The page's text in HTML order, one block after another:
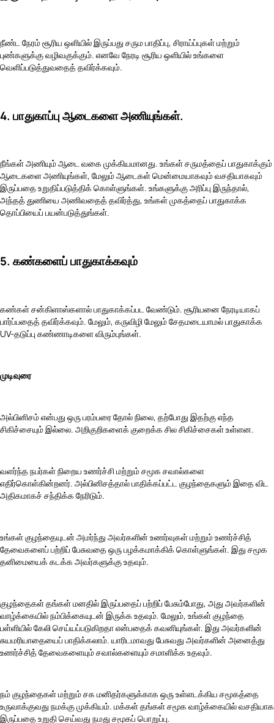
நீண்ட நேரம் சூரிய ஒளியில் இருப்பது சரும பாதிப்பு, சிராய்ப்புகள் மற்றும்
புண்களுக்கு வழிவகுக்கும். எனவே நேரடி சூரிய ஒளியில் உங்களை
வெளிப்படுத்துவதைத் தவிர்க்கவும்.
4. பாதுகாப்பு ஆடைகளை அணியுங்கள்.
நீங்கள் அணியும் ஆடை வகை முக்கியமானது. உங்கள் சருமத்தைப் பாதுகாக்கும்
ஆடைகளை அணியுங்கள், மேலும் ஆடைகள் மென்மையாகவும் வசதியாகவும்
இருப்பதை உறுதிப்படுத்திக் கொள்ளுங்கள். உங்களுக்கு அரிப்பு இருந்தால்,
அந்தத் துணியை அணிவதைத் தவிர்த்து, உங்கள் முகத்தைப் பாதுகாக்க
தொப்பியைப் பயன்படுத்துங்கள்.
5. கண்களைப் பாதுகாக்கவும்
கண்கள் சன்கிளாஸ்களால் பாதுகாக்கப்பட வேண்டும். சூரியனை நேரடியாகப்
பார்ப்பதைத் தவிர்க்கவும். மேலும், கருவிழி மேலும் சேதமடையாமல் பாதுகாக்க
UV-தடுப்பு கண்ணாடிகளை விரும்புங்கள்.
முடிவுரை
அல்பினிசம் என்பது ஒரு பரம்பரை தோல் நிலை, தற்போது இதற்கு எந்த
சிகிச்சையும் இல்லை. அறிகுறிகளைக் குறைக்க சில சிகிச்சைகள் உள்ளன.
வளர்ந்த நபர்கள் நிறைய உணர்ச்சி மற்றும் சமூக சவால்களை
எதிர்கொள்கின்றனர். அல்பினிசத்தால் பாதிக்கப்பட்ட குழந்தைகளும் இதை விட
அதிகமாகச் சந்திக்க நேரிடும்.
உங்கள் குழந்தையுடன் அமர்ந்து அவர்களின் உணர்வுகள் மற்றும் உணர்ச்சித்
தேவைகளைப் பற்றிப் பேசுவதை ஒரு பழக்கமாக்கிக் கொள்ளுங்கள். இது சமூக
தனிமையைக் கடக்க அவர்களுக்கு உதவும்.
குழந்தைகள் தங்கள் மனதில் இருப்பதைப் பற்றிப் பேசும்போது, அது அவர்களின்
வாழ்க்கையில் நம்பிக்கையுடன் இருக்க உதவும். மேலும், உங்கள் குழந்தை
பள்ளியில் கேலி செய்யப்படுகிறதா என்பதைக் கவனியுங்கள். இது அவர்களின்
சுயமரியாதையைப் பாதிக்கலாம். யாரிடமாவது பேசுவது அவர்களின் அனைத்து
உணர்ச்சித் தேவைகளையும் சவால்களையும் சமாளிக்க உதவும்.
நம் குழந்தைகள் மற்றும் சக மனிதர்களுக்காக ஒரு உள்ளடக்கிய சமூகத்தை
உருவாக்குவது நமக்கு முக்கியம். மக்கள் தங்கள் சமூக வாழ்க்கையில் வசதியாக
இருப்பதை உறுதி செய்வது நமது சமூகப் பொறுப்பு.